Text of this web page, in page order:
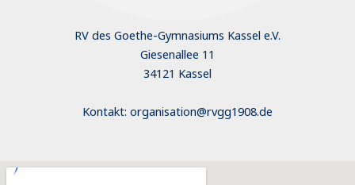
RV des Goethe-Gymnasiums Kassel e.V.
Giesenallee 11
34121 Kassel
Kontakt: organisation@rvgg1908.de